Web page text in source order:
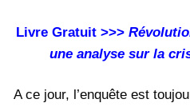
Livre Gratuit >>>
une analyse sur la
A ce jour, l’enquête est